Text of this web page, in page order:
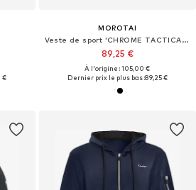
€
MOROTAI
Veste de sport 'CHROME TACTICAL BOMBER'
89,25 €
À l'origine : 105,00 €
Dernier prix le plus bas :89,25 €